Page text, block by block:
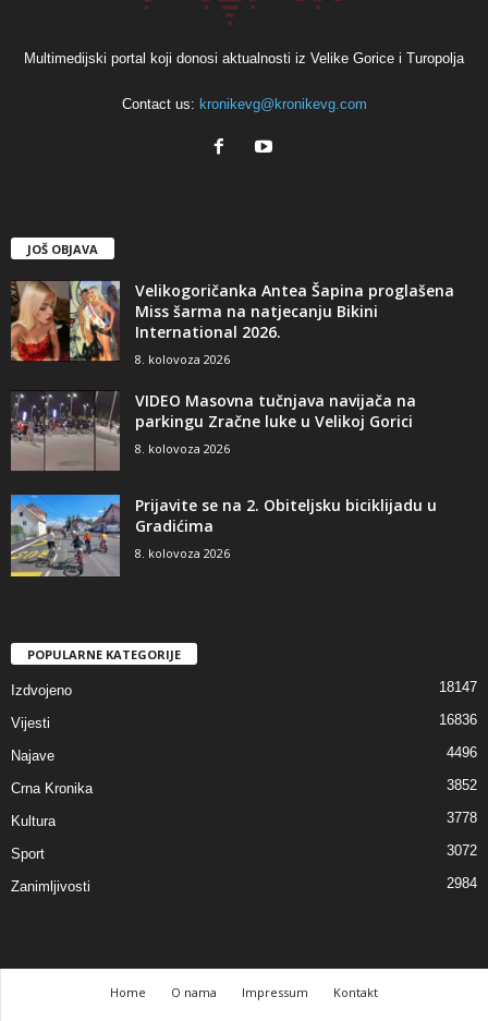
Multimedijski portal koji donosi aktualnosti iz Velike Gorice i Turopolja
Contact us: kronikevg@kronikevg.com
JOŠ OBJAVA
Velikogoričanka Antea Šapina proglašena
Miss šarma na natjecanju Bikini
International 2026.
8. kolovoza 2026
VIDEO Masovna tučnjava navijača na
parkingu Zračne luke u Velikoj Gorici
8. kolovoza 2026
Prijavite se na 2. Obiteljsku biciklijadu u
Gradićima
8. kolovoza 2026
POPULARNE KATEGORIJE
Izdvojeno 18147
Vijesti 16836
Najave 4496
Crna Kronika 3852
Kultura 3778
Sport 3072
Zanimljivosti 2984
Home O nama Impressum
Kontakt